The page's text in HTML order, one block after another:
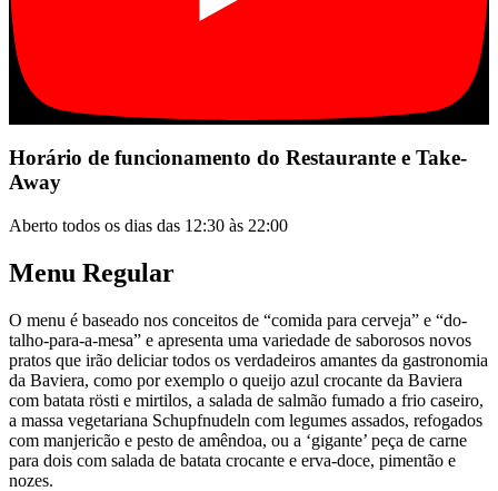
Horário de funcionamento do Restaurante e Take-
Away
Aberto todos os dias das 12:30 às 22:00
Menu Regular
O menu é baseado nos conceitos de “comida para cerveja” e “do-
talho-para-a-mesa” e apresenta uma variedade de saborosos novos
pratos que irão deliciar todos os verdadeiros amantes da gastronomia
da Baviera, como por exemplo o queijo azul crocante da Baviera
com batata rösti e mirtilos, a salada de salmão fumado a frio caseiro,
a massa vegetariana Schupfnudeln com legumes assados, refogados
com manjericão e pesto de amêndoa, ou a ‘gigante’ peça de carne
para dois com salada de batata crocante e erva-doce, pimentão e
nozes.